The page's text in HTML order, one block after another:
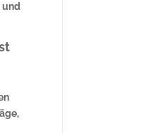
und